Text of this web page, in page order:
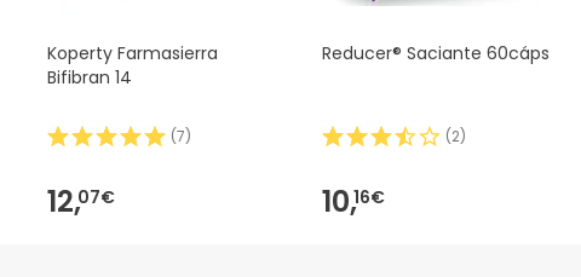
Koperty Farmasierra
Bifibran 14
(7)
12,07€
Reducer® Saciante 60cáps
(2)
10,16€